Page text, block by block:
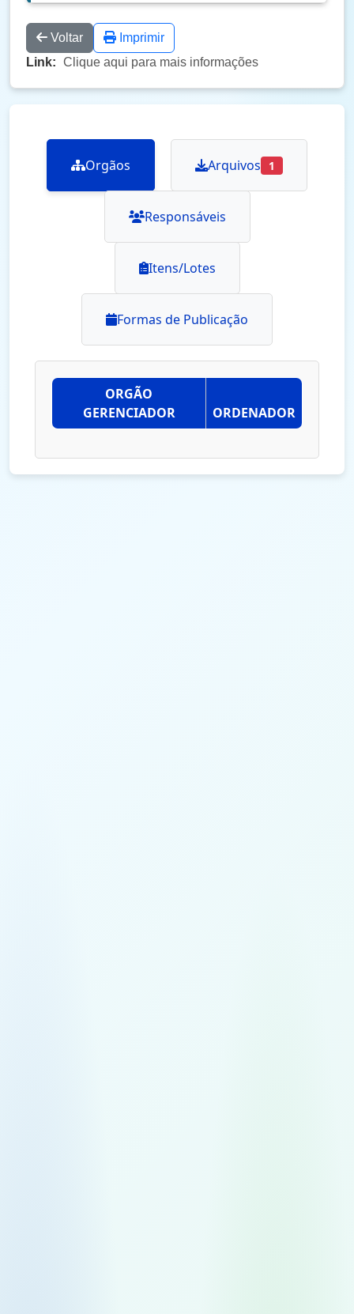
Voltar
Imprimir
Link: Clique aqui para mais informações
Orgãos Arquivos 1
Responsáveis
Itens/Lotes
Formas de Publicação
ORGÃO
GERENCIADOR
ORDENADOR